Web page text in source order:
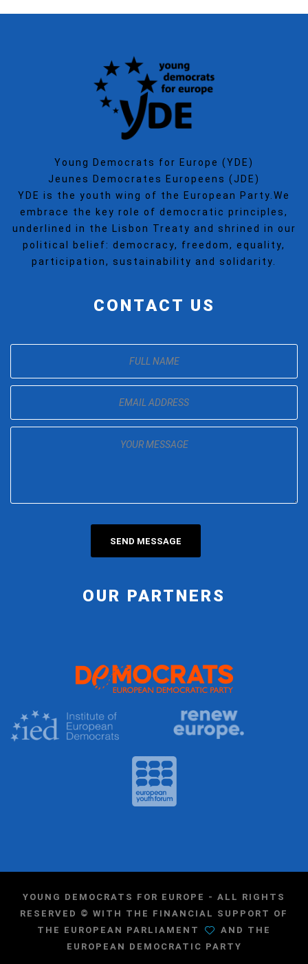
Young Democrats for Europe (YDE)
Jeunes Democrates Europeens (JDE)
YDE is the youth wing of the European Party.We
embrace the key role of democratic principles,
underlined in the Lisbon Treaty and shrined in our
political belief: democracy, freedom, equality,
participation, sustainability and solidarity.
CONTACT US
OUR PARTNERS
YOUNG DEMOCRATS FOR EUROPE - ALL RIGHTS
RESERVED © WITH THE FINANCIAL SUPPORT OF
THE EUROPEAN PARLIAMENT
AND THE
EUROPEAN DEMOCRATIC PARTY